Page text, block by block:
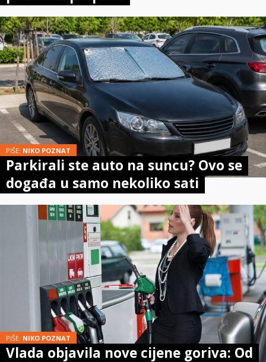
PIŠE: NIKO POZNAT
Parkirali ste auto na suncu? Ovo se
događa u samo nekoliko sati
PIŠE: NIKO POZNAT
Vlada objavila nove cijene goriva: Od